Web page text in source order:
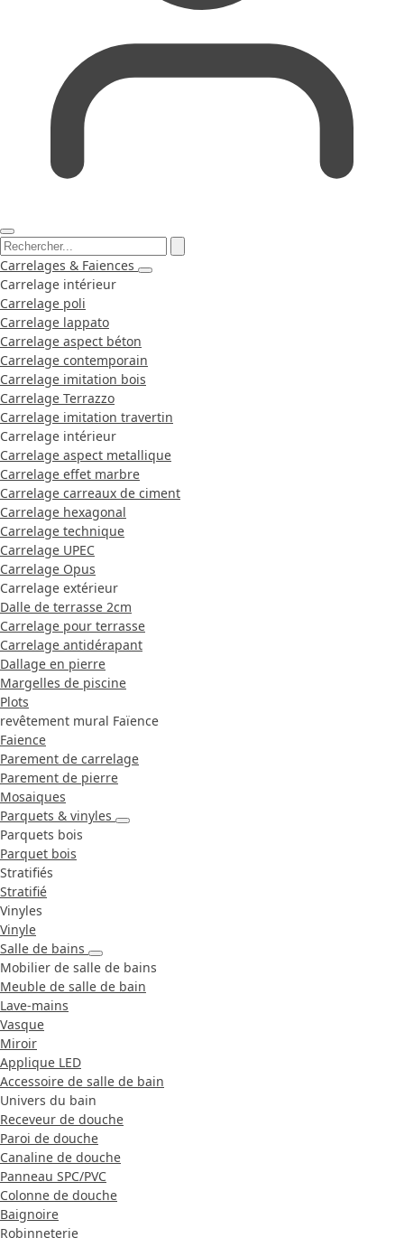
Carrelages & Faiences
Carrelage intérieur
Carrelage poli
Carrelage lappato
Carrelage aspect béton
Carrelage contemporain
Carrelage imitation bois
Carrelage Terrazzo
Carrelage imitation travertin
Carrelage intérieur
Carrelage aspect metallique
Carrelage effet marbre
Carrelage carreaux de ciment
Carrelage hexagonal
Carrelage technique
Carrelage UPEC
Carrelage Opus
Carrelage extérieur
Dalle de terrasse 2cm
Carrelage pour terrasse
Carrelage antidérapant
Dallage en pierre
Margelles de piscine
Plots
revêtement mural Faïence
Faience
Parement de carrelage
Parement de pierre
Mosaiques
Parquets & vinyles
Parquets bois
Parquet bois
Stratifiés
Stratifié
Vinyles
Vinyle
Salle de bains
Mobilier de salle de bains
Meuble de salle de bain
Lave-mains
Vasque
Miroir
Applique LED
Accessoire de salle de bain
Univers du bain
Receveur de douche
Paroi de douche
Canaline de douche
Panneau SPC/PVC
Colonne de douche
Baignoire
Robinneterie